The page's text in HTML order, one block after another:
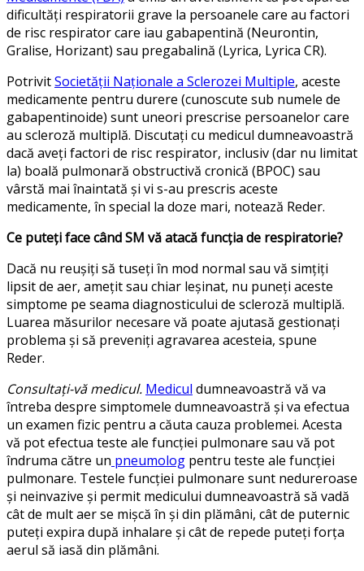
dificultăți respiratorii grave la persoanele care au factori
de risc respirator care iau gabapentină (Neurontin,
Gralise, Horizant) sau pregabalină (Lyrica, Lyrica CR).
PotrivitSocietății Naționale a Sclerozei Multiple, aceste
medicamente pentru durere (cunoscute sub numele de
gabapentinoide) sunt uneori prescrise persoanelor care
au scleroză multiplă. Discutați cu medicul dumneavoastră
dacă aveți factori de risc respirator, inclusiv (dar nu limitat
la) boală pulmonară obstructivă cronică (BPOC) sau
vârstă mai înaintată și vi s-au prescris aceste
medicamente, în special la doze mari, notează Reder.
Ce puteți face când SM vă atacă funcția de respiratorie?
Dacă nu reușiți să tuseți în mod normal sau vă simțiți
lipsit de aer, amețit sau chiar leșinat, nu puneți aceste
simptome pe seama diagnosticului de scleroză multiplă.
Luarea măsurilor necesare vă poate ajutasă gestionați
problema și să preveniți agravarea acesteia, spune
Reder.
Consultați-vă medicul. Medicul dumneavoastră vă va
întreba despre simptomele dumneavoastră și va efectua
un examen fizic pentru a căuta cauza problemei. Acesta
vă pot efectua teste ale funcției pulmonare sau vă pot
îndruma către un pneumolog pentru teste ale funcției
pulmonare. Testele funcției pulmonare sunt nedureroase
și neinvazive și permit medicului dumneavoastră să vadă
cât de mult aer se mișcă în și din plămâni, cât de puternic
puteți expira după inhalare și cât de repede puteți forța
aerul să iasă din plămâni.